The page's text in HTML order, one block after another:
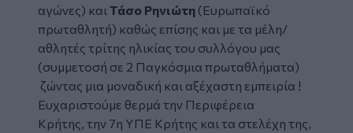
αγώνες) και Τάσο Ρηνιώτη (Ευρωπαϊκό
πρωταθλητή) καθώς επίσης και με τα μέλη/
αθλητές τρίτης ηλικίας του συλλόγου μας
(συμμετοσή σε 2 Παγκόσμια πρωταθλήματα)
ζώντας μια μοναδική και αξέχαστη εμπειρία !
Ευχαριστούμε θερμά την Περιφέρεια
Κρήτης, την 7η ΥΠΕ Κρήτης και τα στελέχη της,